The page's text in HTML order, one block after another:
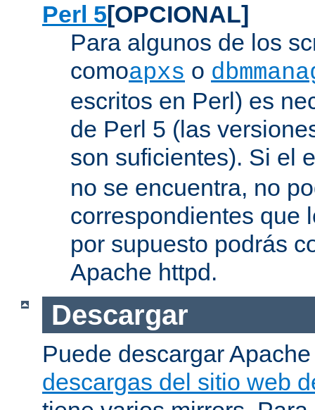
Perl 5[OPCIONAL]
Para algunos de los
comoapxs o
escritos en Perl) es
de Perl 5 (las
son suficientes). Si el
no se encuentra, no
correspondientes que
por supuesto podrás
Apache httpd.
Descargar
Puede descargar
descargas del sitio web